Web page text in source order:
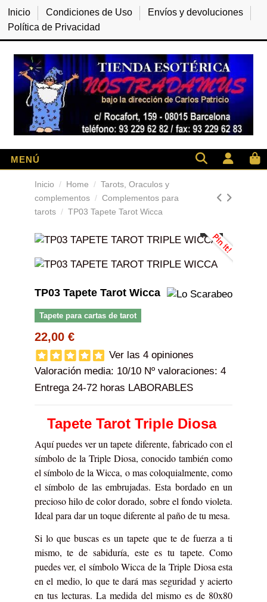
Inicio Condiciones de Uso
Envíos y devoluciones
Política de Privacidad
Inicio Home
Tarots, Oraculos y
complementos
Complementos para
tarots
TP03 Tapete Tarot Wicca
TP03 Tapete Tarot Wicca
Tapete para cartas de tarot
22,00 €
Ver las 4 opiniones
Valoración media: 10/10 Nº valoraciones: 4
Entrega 24-72 horas LABORABLES
Tapete Tarot Triple Diosa
Aquí puedes ver un tapete diferente, fabricado con el
símbolo de la Triple Diosa, conocido también como
el símbolo de la Wicca, o mas coloquialmente, como
el símbolo de las embrujadas. Esta bordado en un
precioso hilo de color dorado, sobre el fondo violeta.
Ideal para dar un toque diferente al paño de tu mesa.
Si lo que buscas es un tapete que te de fuerza a ti
mismo, te de sabiduría, este es tu tapete. Como
puedes ver, el símbolo Wicca de la Triple Diosa esta
en el medio, lo que te dará mas seguridad y acierto
en tus lecturas. La medida del mismo es de 80x80